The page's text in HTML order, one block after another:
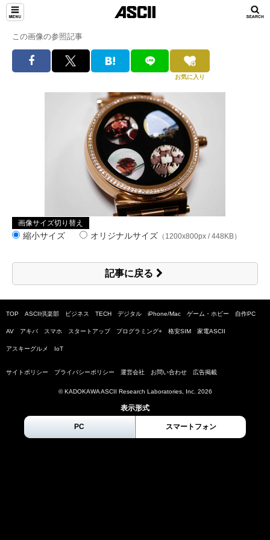
この画像の参照記事
お気に入り
画像サイズ切り替え
縮小サイズ オリジナルサイズ （1200x800px / 448KB）
記事に戻る
TOP ASCII倶楽部 ビジネス TECH デジタル iPhone/Mac ゲーム・ホビー 自作PC
AV アキバ スマホ スタートアップ プログラミング+ 格安SIM 家電ASCII
アスキーグルメ IoT
サイトポリシー プライバシーポリシー 運営会社 お問い合わせ 広告掲載
© KADOKAWA ASCII Research Laboratories, Inc. 2026
表示形式
PC スマートフォン